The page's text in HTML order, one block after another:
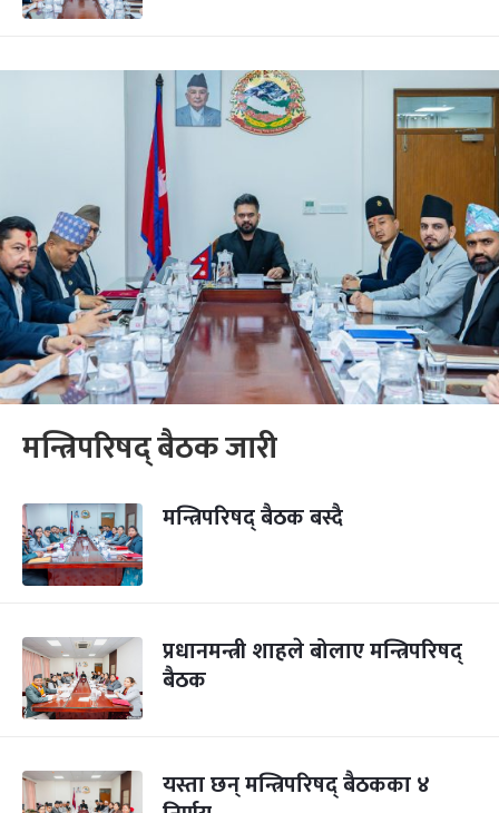
मन्त्रिपरिषद् बैठक जारी
मन्त्रिपरिषद् बैठक बस्दै
प्रधानमन्त्री शाहले बोलाए मन्त्रिपरिषद्
बैठक
यस्ता छन् मन्त्रिपरिषद् बैठकका ४